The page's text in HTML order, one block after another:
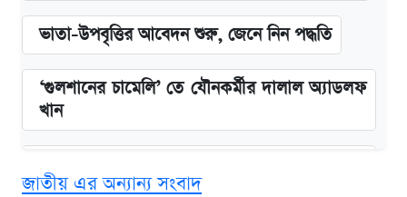
ভাতা-উপবৃত্তির আবেদন শুরু, জেনে নিন পদ্ধতি
‘গুলশানের চামেলি’ তে যৌনকর্মীর দালাল অ্যাডলফ
খান
দাম ও ফিচার
জাতীয় এর অন্যান্য সংবাদ